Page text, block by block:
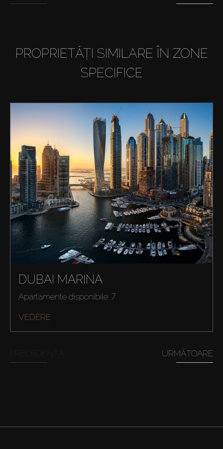
PROPRIETĂȚI SIMILARE ÎN ZONE
SPECIFICE
DUBAI MARINA
Apartamente disponibile: 7
VEDERE
URMĂTOARE